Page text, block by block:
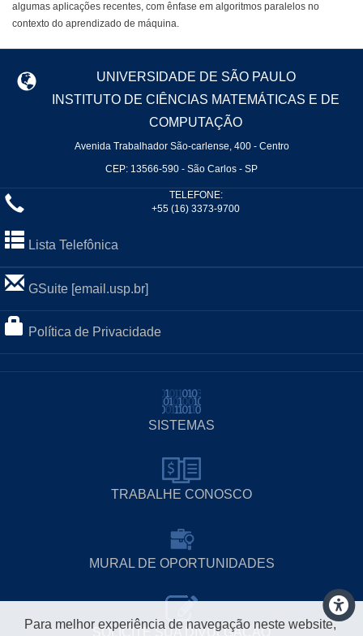
algumas aplicações recentes, com ênfase em algoritmos paralelos no
contexto do aprendizado de máquina.
UNIVERSIDADE DE SÃO PAULO
INSTITUTO DE CIÊNCIAS MATEMÁTICAS E DE
COMPUTAÇÃO
Avenida Trabalhador São-carlense, 400 - Centro
CEP: 13566-590 - São Carlos - SP
TELEFONE:
+55 (16) 3373-9700
Lista Telefônica
GSuite [email.usp.br]
Política de Privacidade
SISTEMAS
TRABALHE CONOSCO
MURAL DE OPORTUNIDADES
SOLICITE SUA DIVULGAÇÃO
Para melhor experiência de navegação neste website,